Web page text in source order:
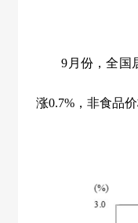
9 月份，全国
涨0.7% ，非食品